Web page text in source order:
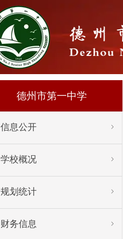
德州市第一中学
信息公开 
学校概况 
规划统计 
财务信息 